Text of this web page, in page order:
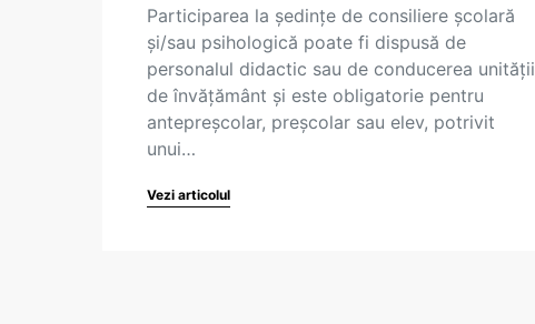
Participarea la ședințe de consiliere școlară
și/sau psihologică poate fi dispusă de
personalul didactic sau de conducerea unității
de învățământ și este obligatorie pentru
antepreșcolar, preșcolar sau elev, potrivit
unui…
Vezi articolul